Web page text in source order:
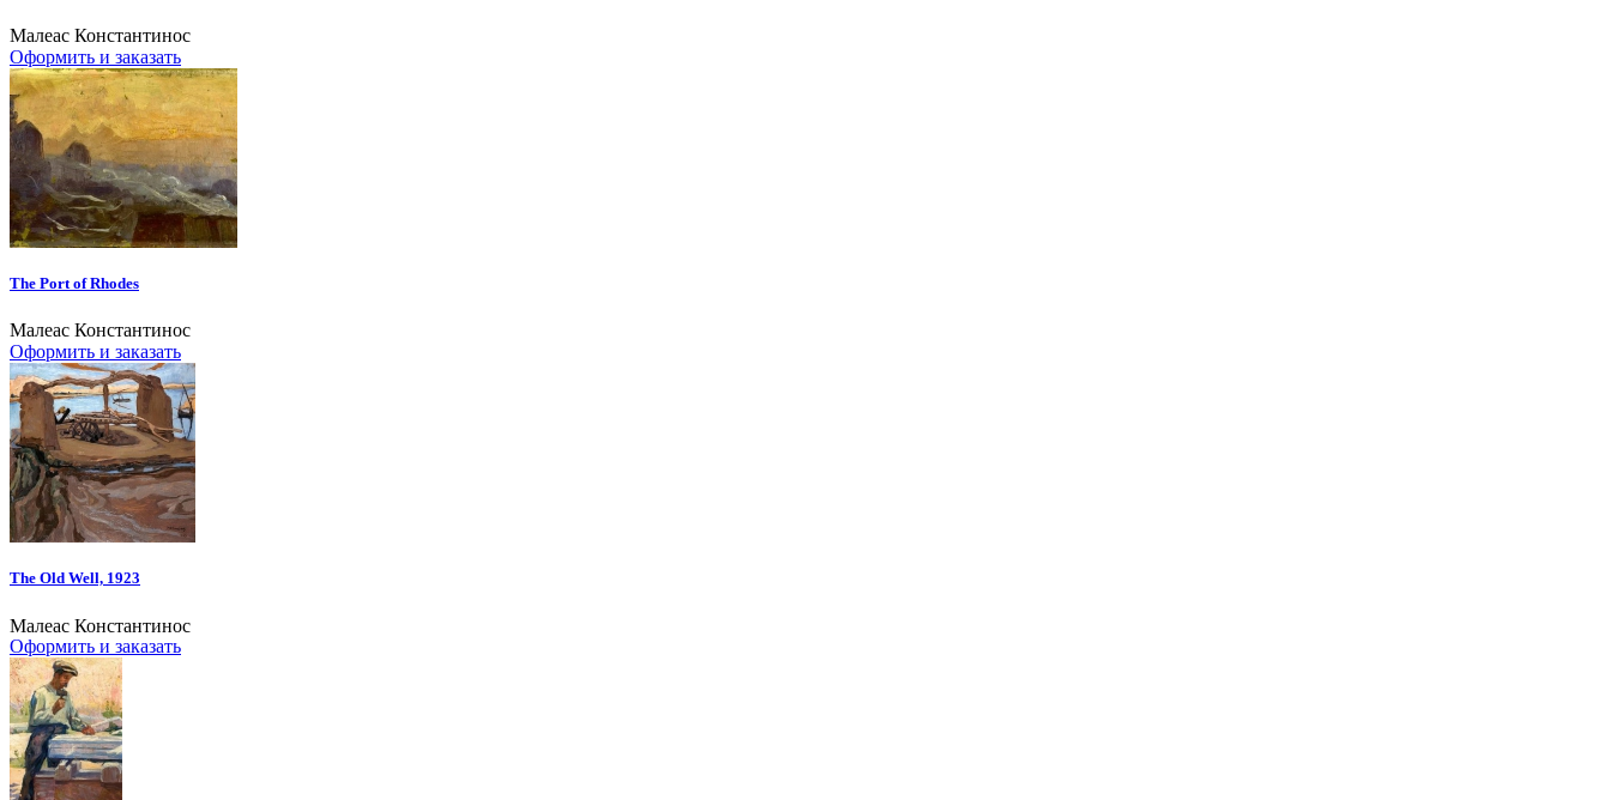
Малеас Константинос
Оформить и заказать
The Port of Rhodes
Малеас Константинос
Оформить и заказать
The Old Well, 1923
Малеас Константинос
Оформить и заказать